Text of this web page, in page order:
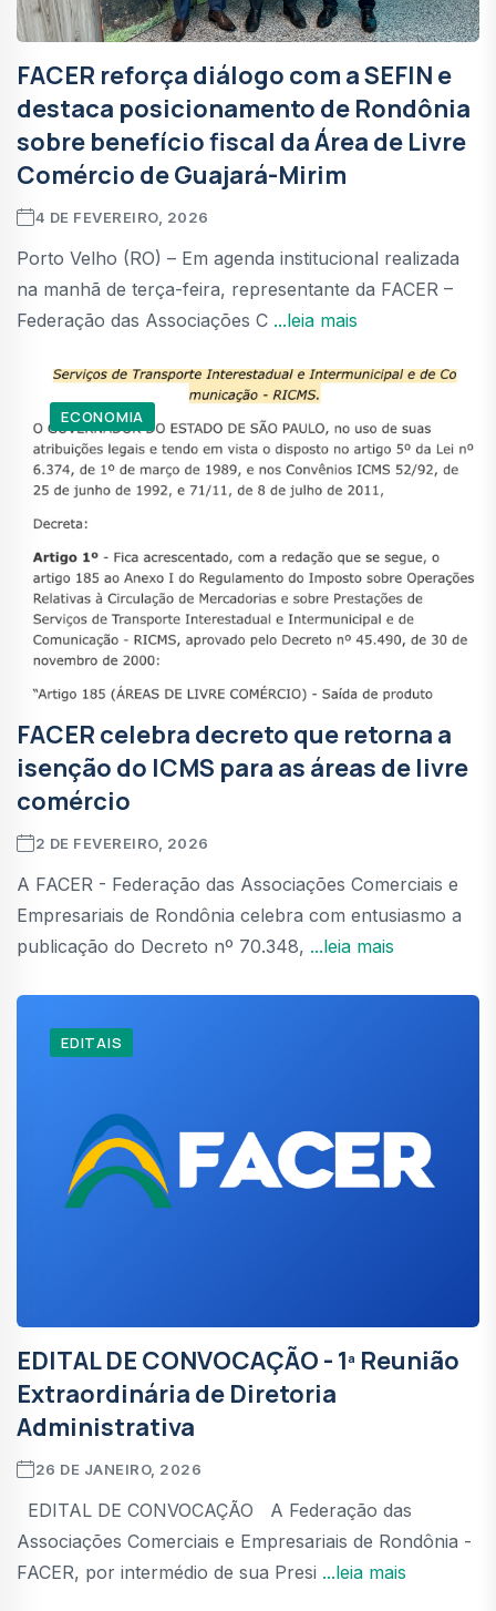
FACER reforça diálogo com a SEFIN e
destaca posicionamento de Rondônia
sobre benefício fiscal da Área de Livre
Comércio de Guajará-Mirim
4 DE FEVEREIRO, 2026
Porto Velho (RO) – Em agenda institucional realizada
na manhã de terça-feira, representante da FACER –
Federação das Associações C ...leia mais
ECONOMIA
FACER celebra decreto que retorna a
isenção do ICMS para as áreas de livre
comércio
2 DE FEVEREIRO, 2026
A FACER - Federação das Associações Comerciais e
Empresariais de Rondônia celebra com entusiasmo a
publicação do Decreto nº 70.348, ...leia mais
EDITAIS
EDITAL DE CONVOCAÇÃO - 1ª Reunião
Extraordinária de Diretoria
Administrativa
26 DE JANEIRO, 2026
EDITAL DE CONVOCAÇÃO A Federação das
Associações Comerciais e Empresariais de Rondônia -
FACER, por intermédio de sua Presi ...leia mais